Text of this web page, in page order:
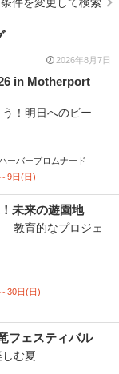
2026年8月7日
in Motherport
！明日へのビー
ーバープロムナード
9日(日)
未来の遊園地
教育的なプロジェ
30日(日)
フェスティバル
む夏